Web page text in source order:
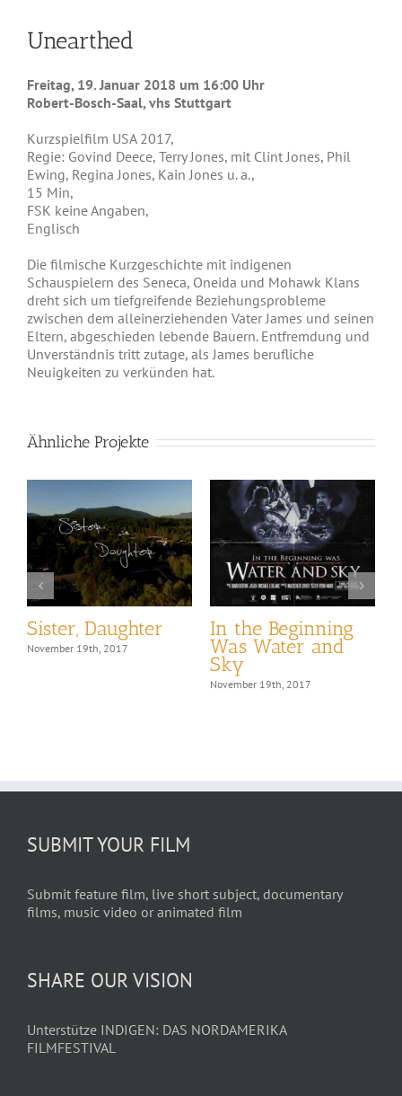
Unearthed
Freitag, 19. Januar 2018 um 16:00 Uhr
Robert-Bosch-Saal, vhs Stuttgart
Kurzspielfilm USA 2017,
Regie: Govind Deece, Terry Jones, mit Clint Jones, Phil
Ewing, Regina Jones, Kain Jones u. a.,
15 Min,
FSK keine Angaben,
Englisch
Die filmische Kurzgeschichte mit indigenen
Schauspielern des Seneca, Oneida und Mohawk Klans
dreht sich um tiefgreifende Beziehungsprobleme
zwischen dem alleinerziehenden Vater James und seinen
Eltern, abgeschieden lebende Bauern. Entfremdung und
Unverständnis tritt zutage, als James berufliche
Neuigkeiten zu verkünden hat.
Ähnliche Projekte
Sister, Daughter
November 19th, 2017
In the Beginning
Was Water and
Sky
November 19th, 2017
SUBMIT YOUR FILM
Submit feature film, live short subject, documentary
films, music video or animated film
SHARE OUR VISION
Unterstütze INDIGEN: DAS NORDAMERIKA
FILMFESTIVAL